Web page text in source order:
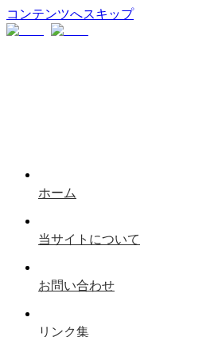
コンテンツへスキップ
ホーム
当サイトについて
お問い合わせ
リンク集